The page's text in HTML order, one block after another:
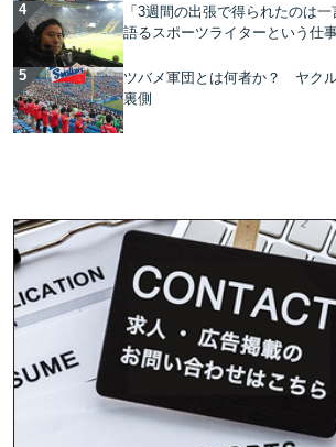
「3週間の出張で得られたのは
語るスポーツライターという仕
ツバメ軍団とは何者か？ ヤク
裏側